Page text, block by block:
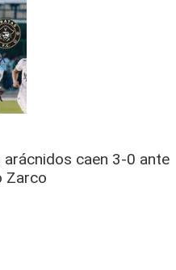
caen 3-0 ante
Zarco